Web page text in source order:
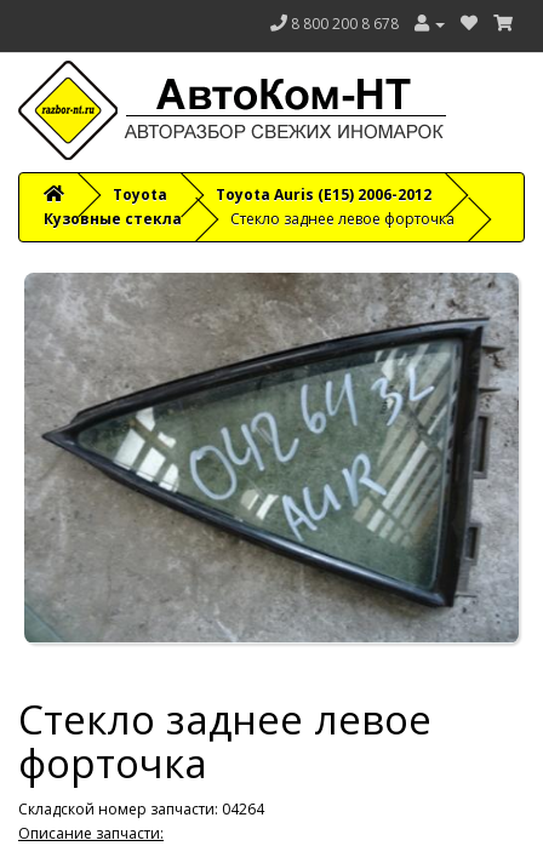
8 800 200 8 678
Toyota
Toyota Auris (E15) 2006-2012
Кузовные стекла
Стекло заднее левое форточка
Стекло заднее левое
форточка
Складской номер запчасти: 04264
Описание запчасти: